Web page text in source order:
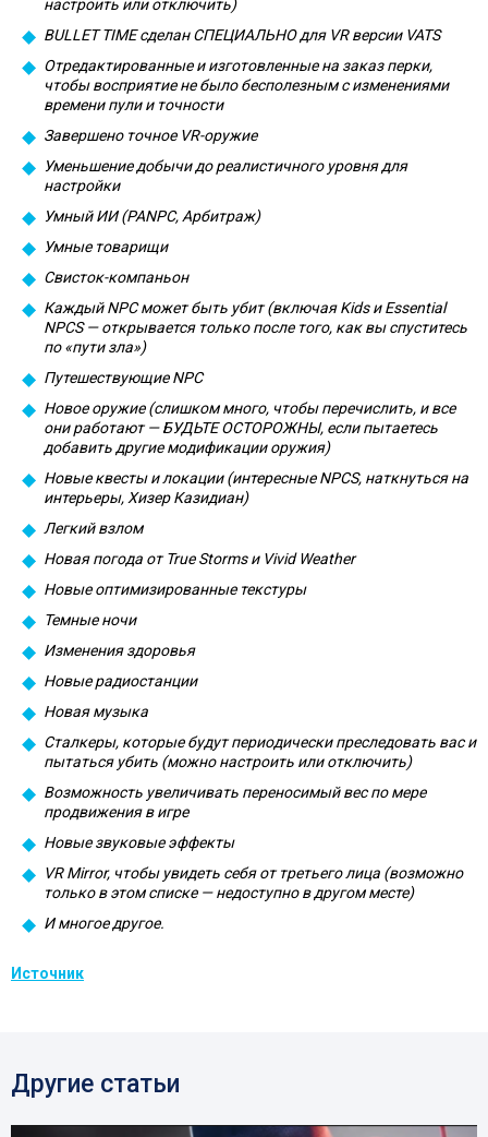
настроить или отключить)
BULLET TIME сделан СПЕЦИАЛЬНО для VR версии VATS
Отредактированные и изготовленные на заказ перки,
чтобы восприятие не было бесполезным с изменениями
времени пули и точности
Завершено точное VR-оружие
Уменьшение добычи до реалистичного уровня для
настройки
Умный ИИ (PANPC, Арбитраж)
Умные товарищи
Свисток-компаньон
Каждый NPC может быть убит (включая Kids и Essential
NPCS — открывается только после того, как вы спуститесь
по «пути зла»)
Путешествующие NPC
Новое оружие (слишком много, чтобы перечислить, и все
они работают — БУДЬТЕ ОСТОРОЖНЫ, если пытаетесь
добавить другие модификации оружия)
Новые квесты и локации (интересные NPCS, наткнуться на
интерьеры, Хизер Казидиан)
Легкий взлом
Новая погода от True Storms и Vivid Weather
Новые оптимизированные текстуры
Темные ночи
Изменения здоровья
Новые радиостанции
Новая музыка
Сталкеры, которые будут периодически преследовать вас и
пытаться убить (можно настроить или отключить)
Возможность увеличивать переносимый вес по мере
продвижения в игре
Новые звуковые эффекты
VR Mirror, чтобы увидеть себя от третьего лица (возможно
только в этом списке — недоступно в другом месте)
И многое другое.
Источник
Другие статьи